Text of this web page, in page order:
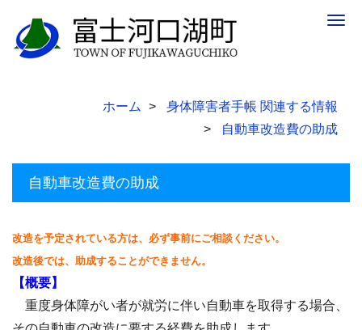
ホーム
身体障害者手帳 関連する情報
自動車改造費の助成
自動車改造費の助成
改造を予定されている方は、必ず事前にご相談ください。
改造後では、助成することができません。
【概要】
重度身体障がい者が就労に伴い自動車を取得する場合、